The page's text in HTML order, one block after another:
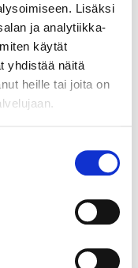
Lisäksi
ja analytiikka-
käytät
yhdistää näitä
heille tai joita on
toiminnalle ja
pilkkomaan, vaan
nämä hyvät
naisille on noin